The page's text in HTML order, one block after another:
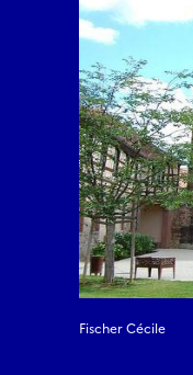
Fischer Cécile